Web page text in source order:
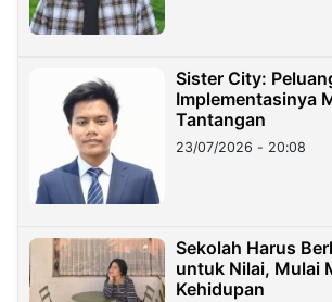
Sister City:
Implementasinya
Tantangan
23/07/2026 - 20:08
Sekolah Harus
untuk Nilai, Mulai
Kehidupan